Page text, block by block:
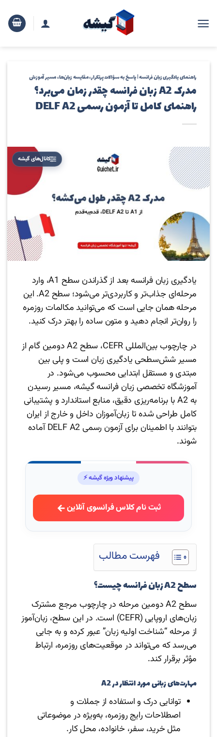
راهنمای یادگیری زبان فرانسه | پاسخ به سؤالات پرتکرار، مقایسه زبان‌ها، مسیر آموزش
مدرک A2 زبان فرانسه چقدر زمان می‌برد؟
راهنمای کامل تا آزمون رسمی DELF A2
کانال‌های گیشه
یادگیری زبان فرانسه بعد از گذراندن سطح A1، وارد
مرحله‌ای جذاب‌تر و کاربردی‌تر می‌شود؛ سطح A2. این
مرحله همان جایی است که می‌توانید مکالمات روزمره
را روان‌تر انجام دهید و متون ساده را بهتر درک کنید.
در چارچوب بین‌المللی CEFR، سطح A2 دومین گام از
مسیر شش‌سطحی یادگیری زبان است و پلی بین
مبتدی و مستقل ابتدایی محسوب می‌شود. در
آموزشگاه تخصصی زبان فرانسه گیشه، مسیر رسیدن
به A2 با برنامه‌ریزی دقیق، منابع استاندارد و پشتیبانی
کامل طراحی شده تا زبان‌آموزان داخل و خارج از ایران
بتوانند با اطمینان برای آزمون رسمی DELF A2 آماده
شوند.
پیشنهاد ویژه گیشه ⚡
ثبت نام کلاس فرانسوی آنلاین
فهرست مطالب
سطح A2 زبان فرانسه چیست؟
سطح A2 دومین مرحله در چارچوب مرجع مشترک
زبان‌های اروپایی (CEFR) است. در این سطح، زبان‌آموز
از مرحله “شناخت اولیه زبان” عبور کرده و به جایی
می‌رسد که می‌تواند در موقعیت‌های روزمره، ارتباط
مؤثر برقرار کند.
مهارت‌های زبانی مورد انتظار در A2
توانایی درک و استفاده از جملات و
اصطلاحات رایج روزمره، به‌ویژه در موضوعاتی
مثل خرید، سفر، خانواده، محل کار.